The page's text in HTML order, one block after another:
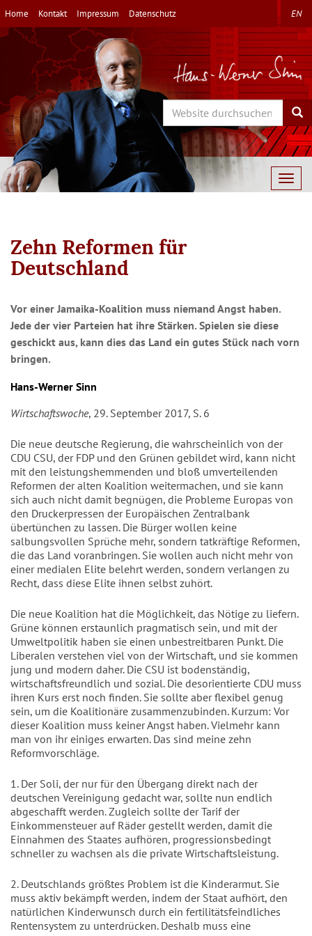
Direkt
zum
Inhalt
Home Kontakt Impressum Datenschutz EN
Search
Zehn Reformen für
Deutschland
Vor einer Jamaika-Koalition muss niemand Angst haben.
Jede der vier Parteien hat ihre Stärken. Spielen sie diese
geschickt aus, kann dies das Land ein gutes Stück nach vorn
bringen.
Hans-Werner Sinn
Wirtschaftswoche, 29. September 2017, S. 6
Die neue deutsche Regierung, die wahrscheinlich von der
CDU CSU, der FDP und den Grünen gebildet wird, kann nicht
mit den leistungshemmenden und bloß umverteilenden
Reformen der alten Koalition weitermachen, und sie kann
sich auch nicht damit begnügen, die Probleme Europas von
den Druckerpressen der Europäischen Zentralbank
übertünchen zu lassen. Die Bürger wollen keine
salbungsvollen Sprüche mehr, sondern tatkräftige Reformen,
die das Land voranbringen. Sie wollen auch nicht mehr von
einer medialen Elite belehrt werden, sondern verlangen zu
Recht, dass diese Elite ihnen selbst zuhört.
Die neue Koalition hat die Möglichkeit, das Nötige zu liefern.
Grüne können erstaunlich pragmatisch sein, und mit der
Umweltpolitik haben sie einen unbestreitbaren Punkt. Die
Liberalen verstehen viel von der Wirtschaft, und sie kommen
jung und modern daher. Die CSU ist bodenständig,
wirtschaftsfreundlich und sozial. Die desorientierte CDU muss
ihren Kurs erst noch finden. Sie sollte aber flexibel genug
sein, um die Koalitionäre zusammenzubinden. Kurzum: Vor
dieser Koalition muss keiner Angst haben. Vielmehr kann
man von ihr einiges erwarten. Das sind meine zehn
Reformvorschläge.
1. Der Soli, der nur für den Übergang direkt nach der
deutschen Vereinigung gedacht war, sollte nun endlich
abgeschafft werden. Zugleich sollte der Tarif der
Einkommensteuer auf Räder gestellt werden, damit die
Einnahmen des Staates aufhören, progressionsbedingt
schneller zu wachsen als die private Wirtschaftsleistung.
2. Deutschlands größtes Problem ist die Kinderarmut. Sie
muss aktiv bekämpft werden, indem der Staat aufhört, den
natürlichen Kinderwunsch durch ein fertilitätsfeindliches
Rentensystem zu unterdrücken. Deshalb muss eine